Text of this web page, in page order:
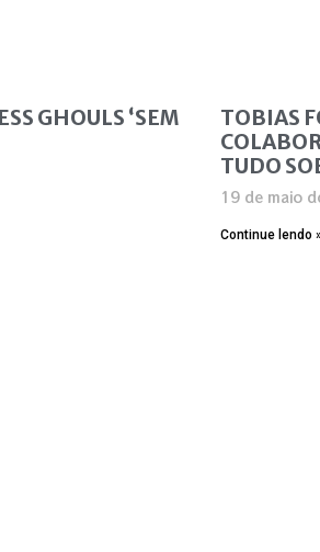
GHOULS ‘SEM
TOBIAS
TUDO
19 de maio
Continue lendo